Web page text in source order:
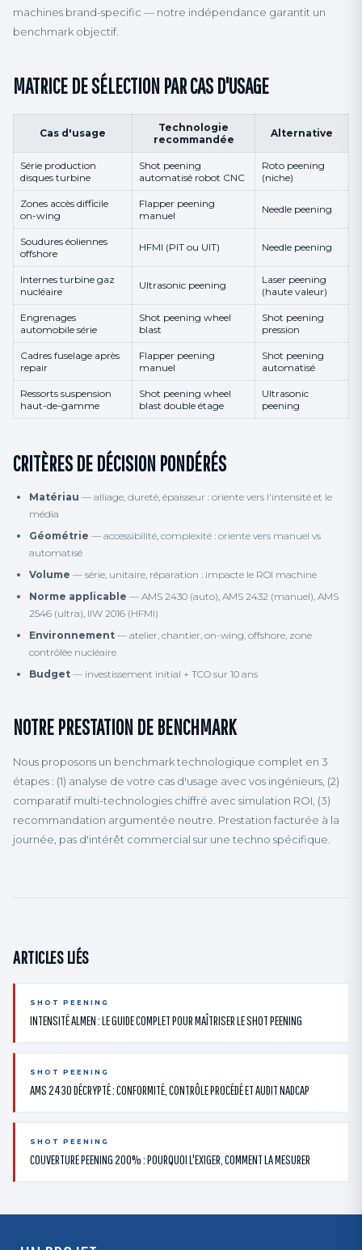
machines brand-specific — notre indépendance garantit un
benchmark objectif.
MATRICE DE SÉLECTION PAR CAS D'USAGE
Cas d'usage
Technologie
recommandée
Alternative
Série production
disques turbine
Shot peening
automatisé robot CNC
Roto peening
(niche)
Zones accès difficile
on-wing
Flapper peening
manuel
Needle peening
Soudures éoliennes
offshore
HFMI (PIT ou UIT) Needle peening
Internes turbine gaz
nucléaire
Ultrasonic peening
Laser peening
(haute valeur)
Engrenages
automobile série
Shot peening wheel
blast
Shot peening
pression
Cadres fuselage après
repair
Flapper peening
manuel
Shot peening
automatisé
Ressorts suspension
haut-de-gamme
Shot peening wheel
blast double étage
Ultrasonic
peening
CRITÈRES DE DÉCISION PONDÉRÉS
Matériau — alliage, dureté, épaisseur : oriente vers l'intensité et le
média
Géométrie — accessibilité, complexité : oriente vers manuel vs
automatisé
Volume — série, unitaire, réparation : impacte le ROI machine
Norme applicable — AMS 2430 (auto), AMS 2432 (manuel), AMS
2546 (ultra), IIW 2016 (HFMI)
Environnement — atelier, chantier, on-wing, offshore, zone
contrôlée nucléaire
Budget — investissement initial + TCO sur 10 ans
NOTRE PRESTATION DE BENCHMARK
Nous proposons un benchmark technologique complet en 3
étapes : (1) analyse de votre cas d'usage avec vos ingénieurs, (2)
comparatif multi-technologies chiffré avec simulation ROI, (3)
recommandation argumentée neutre. Prestation facturée à la
journée, pas d'intérêt commercial sur une techno spécifique.
ARTICLES LIÉS
SHOT PEENING
INTENSITÉ ALMEN : LE GUIDE COMPLET POUR MAÎTRISER LE SHOT PEENING
SHOT PEENING
AMS 2430 DÉCRYPTÉ : CONFORMITÉ, CONTRÔLE PROCÉDÉ ET AUDIT NADCAP
SHOT PEENING
COUVERTURE PEENING 200% : POURQUOI L'EXIGER, COMMENT LA MESURER